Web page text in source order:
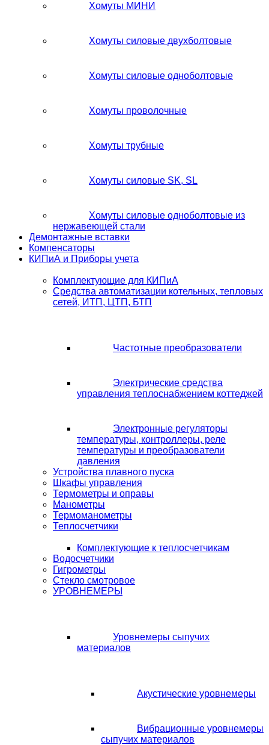
Хомуты МИНИ
Хомуты силовые двухболтовые
Хомуты силовые одноболтовые
Хомуты проволочные
Хомуты трубные
Хомуты силовые SK, SL
Хомуты силовые одноболтовые из
нержавеющей стали
Демонтажные вставки
Компенсаторы
КИПиА и Приборы учета
Комплектующие для КИПиА
Средства автоматизации котельных, тепловых
сетей, ИТП, ЦТП, БТП
Частотные преобразователи
Электрические средства
управления теплоснабжением коттеджей
Электронные регуляторы
температуры, контроллеры, реле
температуры и преобразователи
давления
Устройства плавного пуска
Шкафы управления
Термометры и оправы
Манометры
Термоманометры
Теплосчетчики
Комплектующие к теплосчетчикам
Водосчетчики
Гигрометры
Стекло смотровое
УРОВНЕМЕРЫ
Уровнемеры сыпучих
материалов
Акустические уровнемеры
Вибрационные уровнемеры
сыпучих материалов